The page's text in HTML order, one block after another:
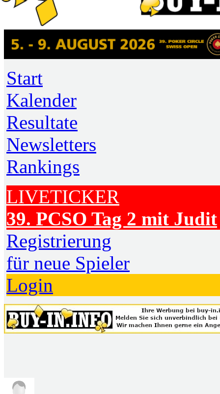
Start
Kalender
Resultate
Newsletters
Rankings
LIVETICKER
39. PCSO Tag 2 mit Judit
Registrierung
für neue Spieler
Login